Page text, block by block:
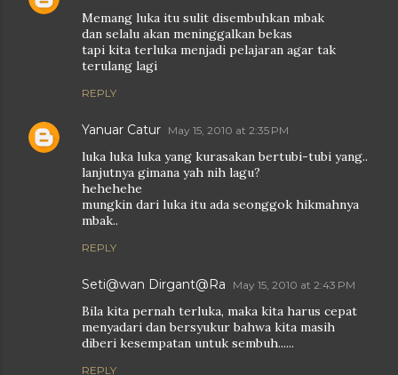
Memang luka itu sulit disembuhkan mbak
dan selalu akan meninggalkan bekas
tapi kita terluka menjadi pelajaran agar tak
terulang lagi
REPLY
Yanuar Catur May 15, 2010 at 2:35 PM
luka luka luka yang kurasakan bertubi-tubi yang..
lanjutnya gimana yah nih lagu?
hehehehe
mungkin dari luka itu ada seonggok hikmahnya
mbak..
REPLY
Seti@wan Dirgant@Ra May 15, 2010 at 2:43 PM
Bila kita pernah terluka, maka kita harus cepat
menyadari dan bersyukur bahwa kita masih
diberi kesempatan untuk sembuh......
REPLY